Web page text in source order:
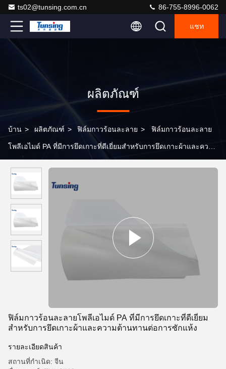
ts02@tunsing.com.cn 86-755-8996-0062
แชท
ผลิตภัณฑ์
บ้าน > ผลิตภัณฑ์ > ฟิล์มกาวร้อนละลาย > ฟิล์มกาวร้อนละลาย
โพลีเอไมด์ PA ที่มีการยึดเกาะที่ดีเยี่ยมสำหรับการยึดเกาะผ้าและความ
ฟิล์มกาวร้อนละลายโพลีเอไมด์ PA ที่มีการยึดเกาะที่ดีเยี่ยม
สำหรับการยึดเกาะผ้าและความต้านทานต่อการซักแห้ง
รายละเอียดสินค้า
สถานที่กำเนิด: จีน